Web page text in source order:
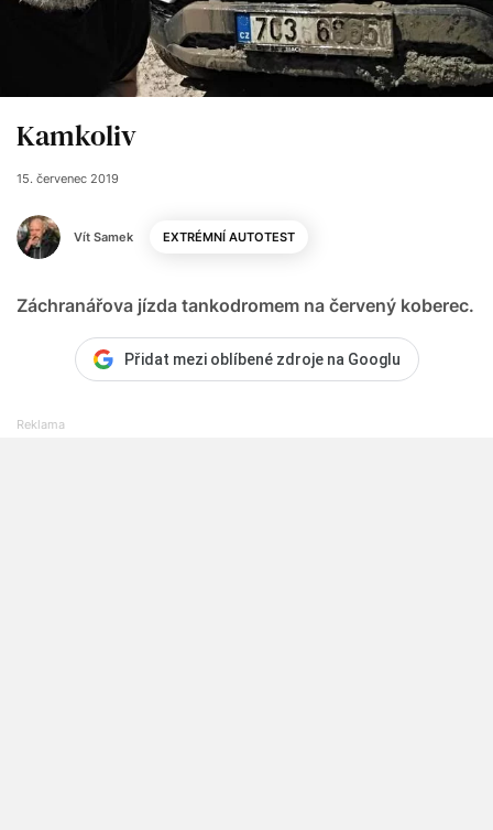
Kamkoliv
Vít Samek
15. červenec 2019
EXTRÉMNÍ AUTOTEST
Záchranářova jízda tankodromem na červený koberec.
Přidat mezi oblíbené zdroje na Googlu